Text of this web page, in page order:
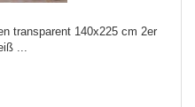
transparent 140x225 cm 2er
...